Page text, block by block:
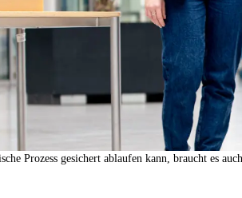
Prozess gesichert ablaufen kann, braucht es